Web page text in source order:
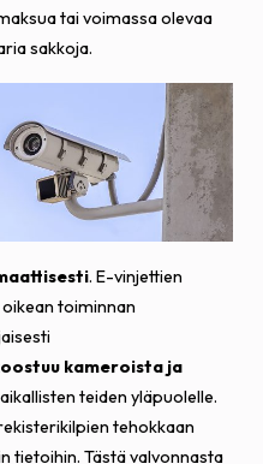
tai voimassa olevaa
sakkoja.
. E-vinjettien
toiminnan
kameroista ja
teiden yläpuolelle.
tehokkaan
tietoihin. Tästä valvonnasta